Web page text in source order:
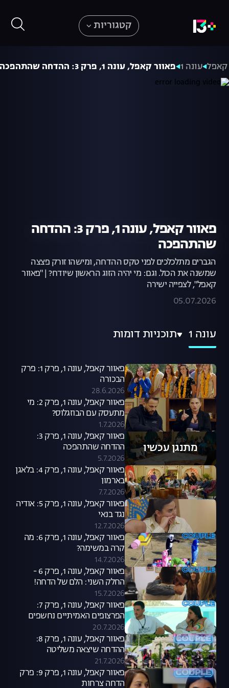
קטגוריות
קאפל עונה 1 פאוור קאפל, עונה 1, פרק 3: ההדחה שהתהפכה
פאוור קאפל, עונה 1, פרק 3: ההדחה
שהתהפכה
הגברים מתלכלכים לפני טקס ההדחה, ומישהו זורק פצצה
שמשנה את הכול. וגם: מי יהיה הזוג הראשון שיודח? | "פאוור
קאפל", לצפייה ישירה
05.07.2026
עונה 1 תוכניות דומות
פאוור קאפל, עונה 1, פרק 1: פרק
הבכורה
28.6.2026
פאוור קאפל, עונה 1, פרק 2: מי
מתעסק עם הבוזגלוס?
1.7.2026
מתנגן עכשיו
פאוור קאפל, עונה 1, פרק 3:
ההדחה שהתהפכה
5.7.2026
פאוור קאפל, עונה 1, פרק 4: בלאגן
בארמון
7.7.2026
פאוור קאפל, עונה 1, פרק 5: אודיה
נגד בנאי
12.7.2026
פאוור קאפל, עונה 1, פרק 6: מה
קרה במשימה?
14.7.2026
פאוור קאפל, עונה 1, פרק 6 -
החלק השני: הלם של הדחה!
15.7.2026
פאוור קאפל, עונה 1, פרק 7:
הפרצופים האמיתיים נחשפים
20.7.2026
פאוור קאפל, עונה 1, פרק 8:
ההדחה שיצאה משליטה
21.7.2026
פאוור קאפל, עונה 1, פרק 9: פרק
הדחה צרחות